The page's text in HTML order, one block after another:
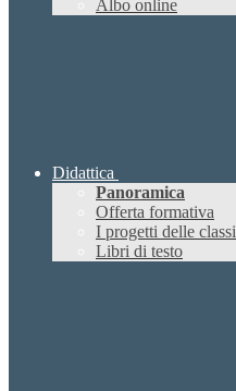
Albo online
Didattica
Panoramica
Offerta formativa
I progetti delle classi
Libri di testo